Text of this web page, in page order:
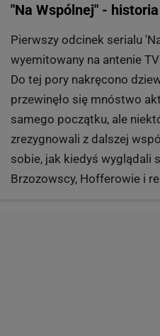
"Na Wspólnej" - historia
Pierwszy odcinek serialu
wyemitowany na antenie
Do tej pory nakręcono
przewinęło się mnóstwo
samego początku, ale
zrezygnowali z dalszej
sobie, jak kiedyś wyglądali
Brzozowscy, Hofferowie i